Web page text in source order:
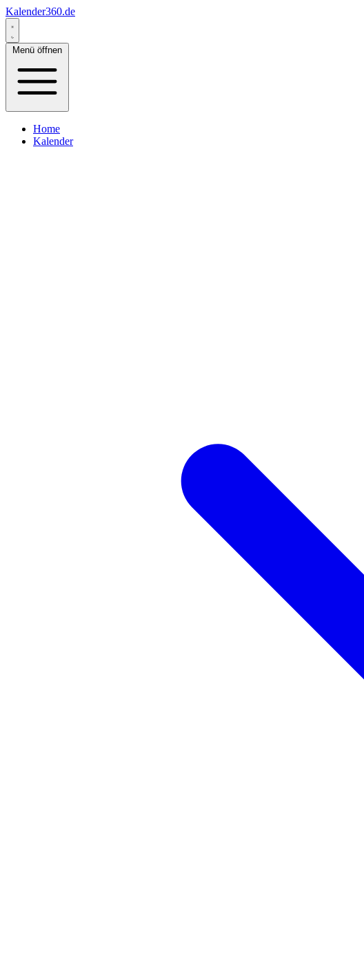
Kalender360.de
Menü öffnen
Home
Kalender